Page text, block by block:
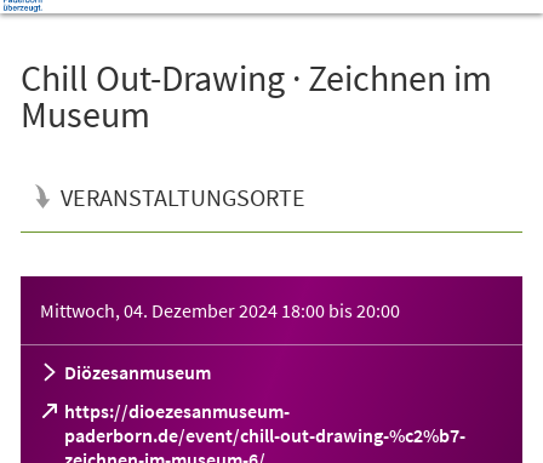
Chill Out-Drawing · Zeichnen im
Museum
VERANSTALTUNGSORTE
Mittwoch, 04. Dezember 2024 18:00 bis20:00
Diözesanmuseum
https://dioezesanmuseum-
paderborn.de/event/chill-out-drawing-%c2%b7-